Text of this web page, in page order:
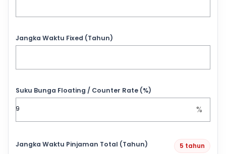
Jangka Waktu Fixed (Tahun)
Suku Bunga Floating / Counter Rate (%)
%
Jangka Waktu Pinjaman Total (Tahun) 5 tahun